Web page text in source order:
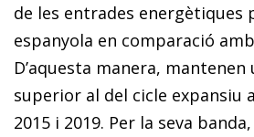
de les entrades energètiques
espanyola en comparació
D’aquesta manera,
superior al del cicle expansiu
2015 i 2019. Per la seva